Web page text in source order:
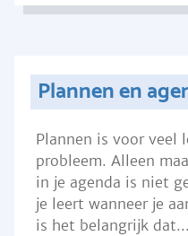
Plannen en
Plannen is voor veel
probleem. Alleen
in je agenda is niet
je leert wanneer je
is het belangrijk dat...